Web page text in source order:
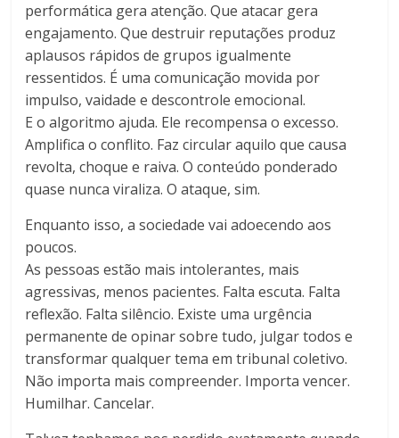
performática gera atenção. Que atacar gera
engajamento. Que destruir reputações produz
aplausos rápidos de grupos igualmente
ressentidos. É uma comunicação movida por
impulso, vaidade e descontrole emocional.
E o algoritmo ajuda. Ele recompensa o excesso.
Amplifica o conflito. Faz circular aquilo que causa
revolta, choque e raiva. O conteúdo ponderado
quase nunca viraliza. O ataque, sim.
Enquanto isso, a sociedade vai adoecendo aos
poucos.
As pessoas estão mais intolerantes, mais
agressivas, menos pacientes. Falta escuta. Falta
reflexão. Falta silêncio. Existe uma urgência
permanente de opinar sobre tudo, julgar todos e
transformar qualquer tema em tribunal coletivo.
Não importa mais compreender. Importa vencer.
Humilhar. Cancelar.